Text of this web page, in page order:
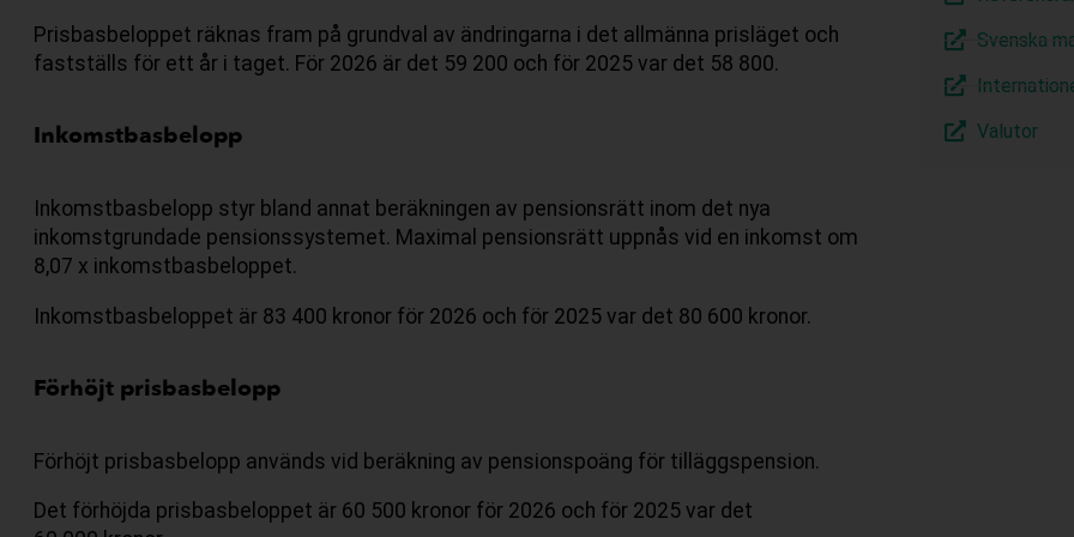
Prisbasbeloppet räknas fram på grundval av ändringarna i det allmänna prisläget och
fastställs för ett år i taget. För 2026 är det 59 200 och för 2025 var det 58 800.
Inkomstbasbelopp
Inkomstbasbelopp styr bland annat beräkningen av pensionsrätt inom det nya
inkomstgrundade pensionssystemet. Maximal pensionsrätt uppnås vid en inkomst om
8,07 x inkomstbasbeloppet.
Inkomstbasbeloppet är 83 400 kronor för 2026 och för 2025 var det 80 600 kronor.
Förhöjt prisbasbelopp
Förhöjt prisbasbelopp används vid beräkning av pensionspoäng för tilläggspension.
Det förhöjda prisbasbeloppet är 60 500 kronor för 2026 och för 2025 var det
Svenska
Valutor